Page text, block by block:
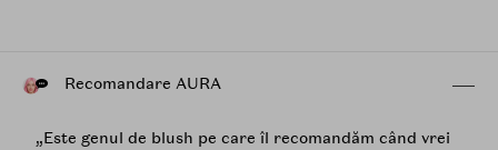
Recomandare AURA
„Este genul de blush pe care îl recomandăm când vrei